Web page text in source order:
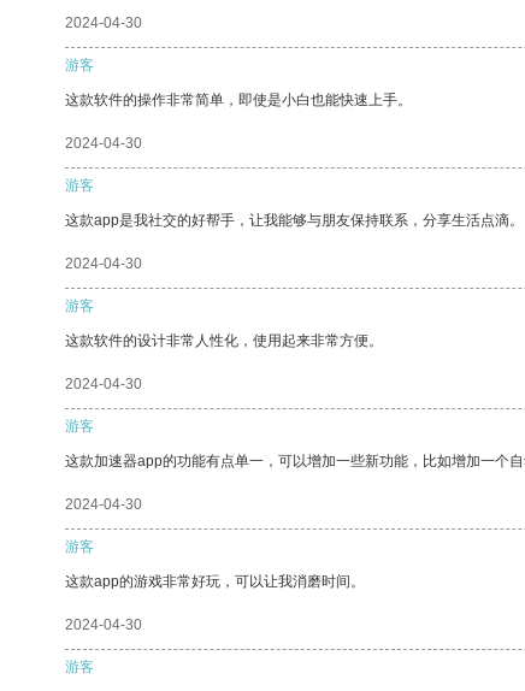
2024-04-30
游客
这款软件的操作非常简单，即使是小白也能快速上手。
2024-04-30
游客
这款app是我社交的好帮手，让我能够与朋友保持联系，分享生活点滴。
2024-04-30
游客
这款软件的设计非常人性化，使用起来非常方便。
2024-04-30
游客
这款加速器app的功能有点单一，可以增加一些新功能，比如增加一个自
2024-04-30
游客
这款app的游戏非常好玩，可以让我消磨时间。
2024-04-30
游客